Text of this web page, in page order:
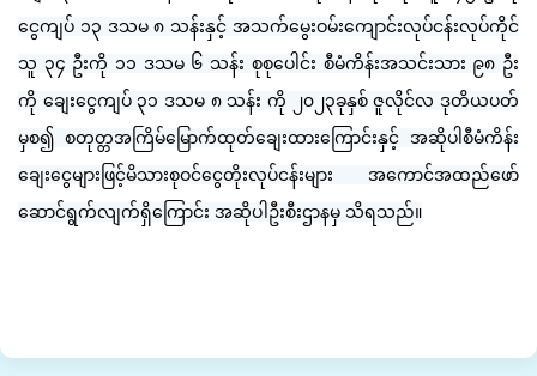
ငွေကျပ် ၁၃ ဒသမ ၈ သန်းနှင့် အသက်မွေးဝမ်းကျောင်းလုပ်ငန်းလုပ်ကိုင်
သူ ၃၄ ဦးကို ၁၁ ဒသမ ၆ သန်း စုစုပေါင်း စီမံကိန်းအသင်းသား ၉၈ ဦး
ကို ချေးငွေကျပ် ၃၁ ဒသမ ၈ သန်း ကို ၂၀၂၃ခုနှစ် ဇူလိုင်လ ဒုတိယပတ်
မှစ၍ စတုတ္တအကြိမ်မြောက်ထုတ်ချေးထားကြောင်းနှင့် အဆိုပါစီမံကိန်း
ချေးငွေများဖြင့်မိသားစုဝင်ငွေတိုးလုပ်ငန်းများ အကောင်အထည်ဖော်
ဆောင်ရွက်လျက်ရှိကြောင်း အဆိုပါဦးစီးဌာနမှ သိရသည်။